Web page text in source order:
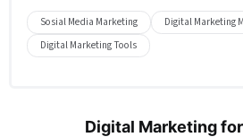
Sosial Media Marketing
Digital Marketing
Digital Marketing Tools
Digital Marketing